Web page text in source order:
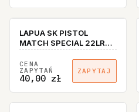
LAPUA SK PISTOL
MATCH SPECIAL 22LR
2,59g/40gr
CENA
ZAPYTAŃ
40,00 zł
ZAPYTAJ